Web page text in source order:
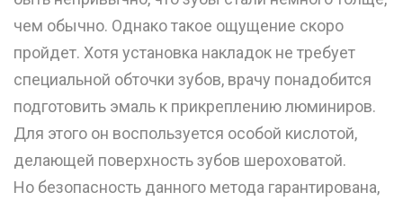
чем обычно. Однако такое ощущение скоро
пройдет. Хотя установка накладок не требует
специальной обточки зубов, врачу понадобится
подготовить эмаль к прикреплению люминиров.
Для этого он воспользуется особой кислотой,
делающей поверхность зубов шероховатой.
Но безопасность данного метода гарантирована,